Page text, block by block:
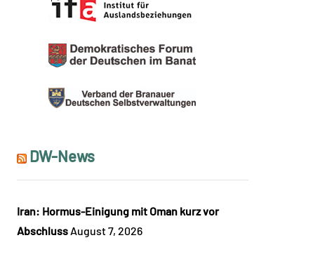
DW-News
Iran: Hormus-Einigung mit Oman kurz vor
Abschluss August 7, 2026